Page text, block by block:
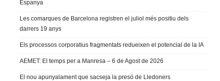
Espanya
Les comarques de Barcelona registren el juliol més positiu dels
darrers 19 anys
Els processos corporatius fragmentats redueixen el potencial de la IA
AEMET: El temps per a Manresa – 6 de Agost de 2026
El nou apunyalament que sacseja la presó de Lledoners